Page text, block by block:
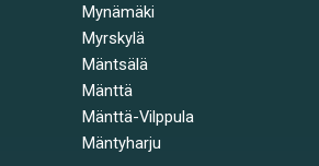
Mynämäki
Myrskylä
Mäntsälä
Mänttä
Mänttä-Vilppula
Mäntyharju